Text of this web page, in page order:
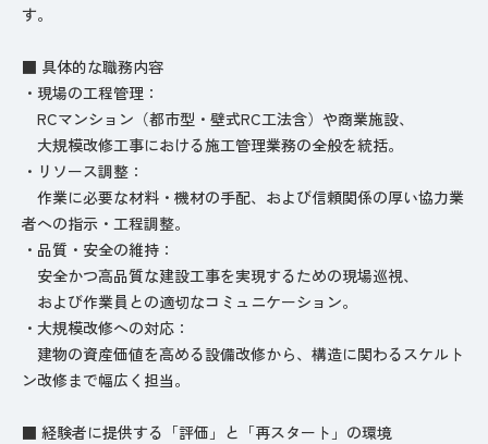
す。
■ 具体的な職務内容
・現場の工程管理：
RCマンション（都市型・壁式RC工法含）や商業施設、
大規模改修工事における施工管理業務の全般を統括。
・リソース調整：
作業に必要な材料・機材の手配、および信頼関係の厚い協力業
者への指示・工程調整。
・品質・安全の維持：
安全かつ高品質な建設工事を実現するための現場巡視、
および作業員との適切なコミュニケーション。
・大規模改修への対応：
建物の資産価値を高める設備改修から、構造に関わるスケルト
ン改修まで幅広く担当。
■ 経験者に提供する「評価」と「再スタート」の環境